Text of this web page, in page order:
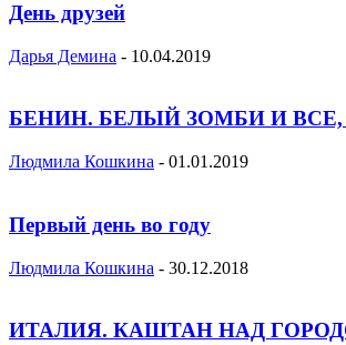
День друзей
Дарья Демина - 10.04.2019
БЕНИН. БЕЛЫЙ ЗОМБИ И
Людмила Кошкина - 01.01.2019
Первый день во году
Людмила Кошкина - 30.12.2018
ИТАЛИЯ. КАШТАН НАД